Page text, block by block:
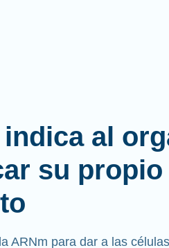
al
su propio
ARNm para dar a las